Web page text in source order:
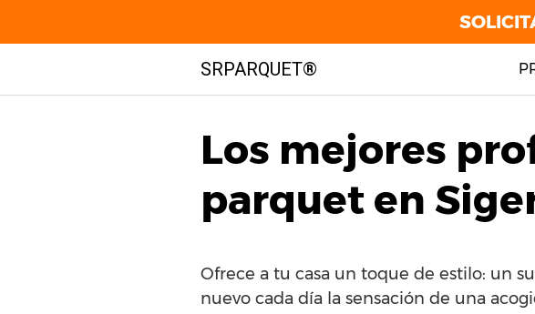
contenido
SRPARQUET®
Los mejores
parquet en
Ofrece a tu casa un toque de estilo: un
nuevo cada día la sensación de una